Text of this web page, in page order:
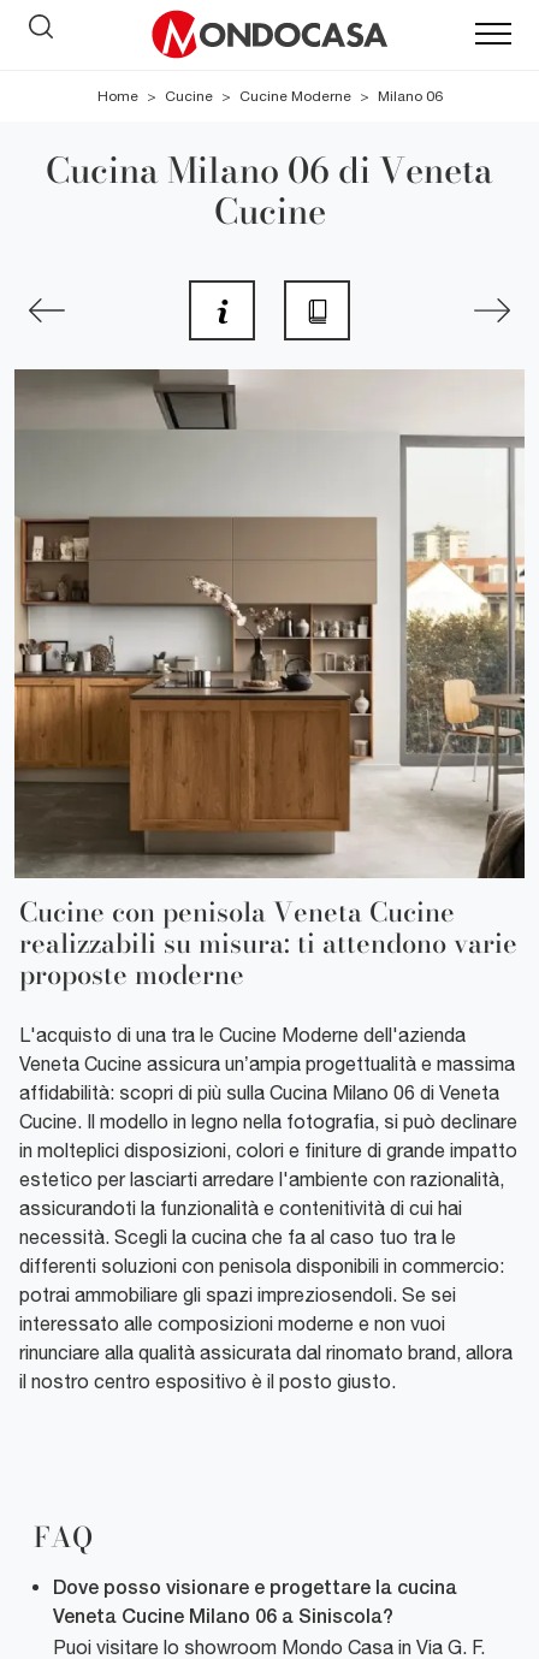
Home > Cucine > Cucine Moderne > Milano 06
Cucina Milano 06 di Veneta
Cucine
Cucine con penisola Veneta Cucine
realizzabili su misura: ti attendono varie
proposte moderne
L'acquisto di una tra le Cucine Moderne dell'azienda
Veneta Cucine assicura un’ampia progettualità e massima
affidabilità: scopri di più sulla Cucina Milano 06 di Veneta
Cucine. Il modello in legno nella fotografia, si può declinare
in molteplici disposizioni, colori e finiture di grande impatto
estetico per lasciarti arredare l'ambiente con razionalità,
assicurandoti la funzionalità e contenitività di cui hai
necessità. Scegli la cucina che fa al caso tuo tra le
differenti soluzioni con penisola disponibili in commercio:
potrai ammobiliare gli spazi impreziosendoli. Se sei
interessato alle composizioni moderne e non vuoi
rinunciare alla qualità assicurata dal rinomato brand, allora
il nostro centro espositivo è il posto giusto.
FAQ
Dove posso visionare e progettare la cucina
Veneta Cucine Milano 06 a Siniscola?
Puoi visitare lo showroom Mondo Casa in Via G. F.